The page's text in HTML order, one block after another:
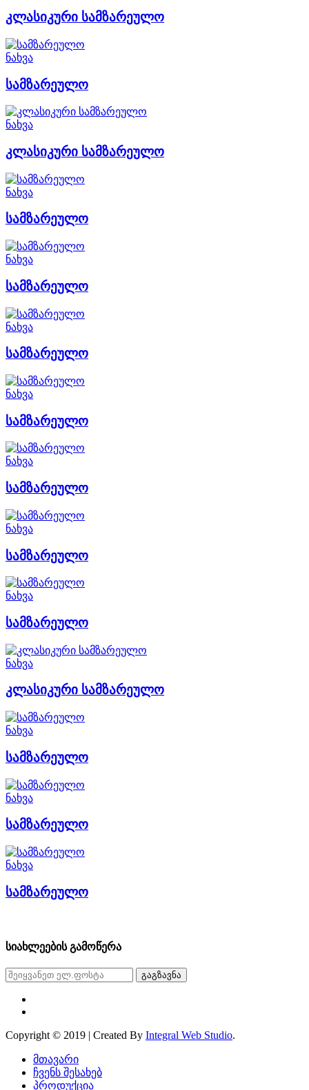
კლასიკური სამზარეულო
ნახვა
სამზარეულო
ნახვა
კლასიკური სამზარეულო
ნახვა
სამზარეულო
ნახვა
სამზარეულო
ნახვა
სამზარეულო
ნახვა
სამზარეულო
ნახვა
სამზარეულო
ნახვა
სამზარეულო
ნახვა
სამზარეულო
ნახვა
კლასიკური სამზარეულო
ნახვა
სამზარეულო
ნახვა
სამზარეულო
ნახვა
სამზარეულო
სიახლეების გამოწერა
გაგზავნა
Copyright © 2019 | Created By Integral Web Studio.
მთავარი
ჩვენს შესახებ
პროდუქცია